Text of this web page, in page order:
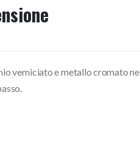
verniciato e metallo cromato